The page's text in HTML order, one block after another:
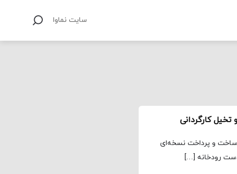
سایت نماوا
ساخت و پرداخت نسخه‌ای